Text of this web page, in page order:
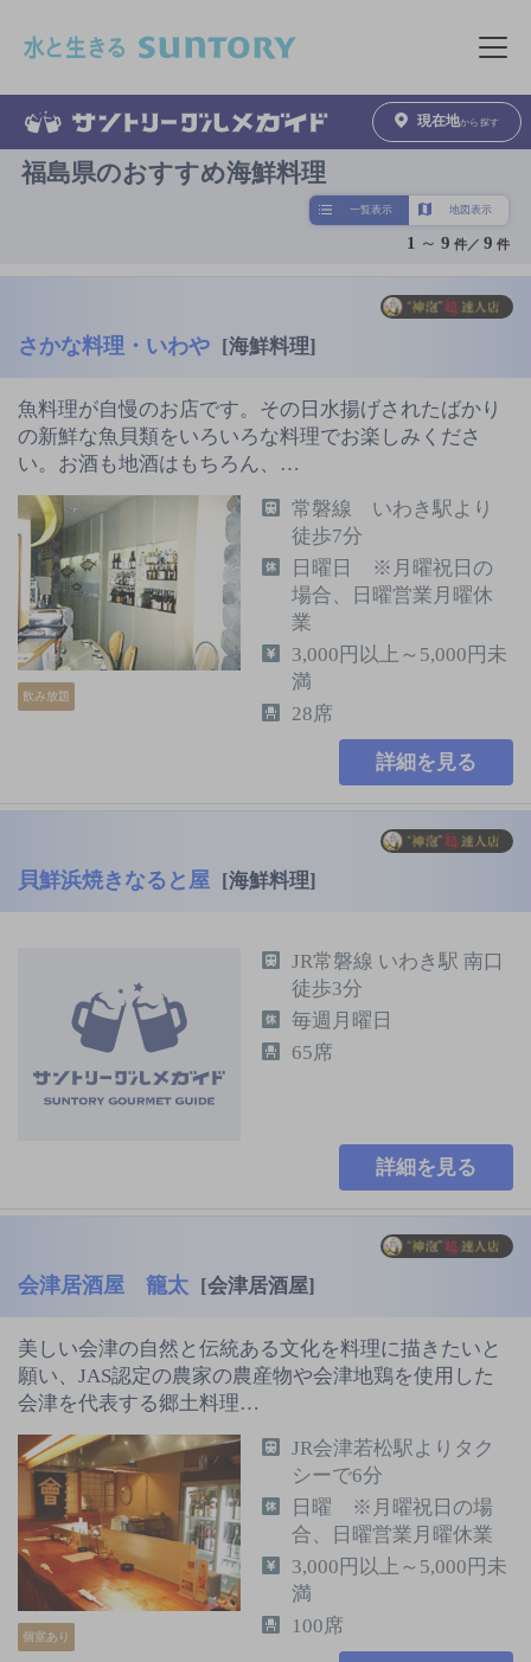
メニュ
現在地から探す
福島県のおすすめ海鮮料理
一覧表示 地図表示
1 ～ 9 件／9 件
さかな料理・いわや [海鮮料理]
魚料理が自慢のお店です。その日水揚げされたばかり
の新鮮な魚貝類をいろいろな料理でお楽しみくださ
い。お酒も地酒はもちろん、…
飲み放題
常磐線 いわき駅より
徒歩7分
日曜日 ※月曜祝日の
場合、日曜営業月曜休
業
3,000円以上～5,000円未
満
28席
詳細を見る
貝鮮浜焼きなると屋 [海鮮料理]
JR常磐線 いわき駅 南口
徒歩3分
毎週月曜日
65席
詳細を見る
会津居酒屋 籠太 [会津居酒屋]
美しい会津の自然と伝統ある文化を料理に描きたいと
願い、JAS認定の農家の農産物や会津地鶏を使用した
会津を代表する郷土料理…
個室あり
JR会津若松駅よりタク
シーで6分
日曜 ※月曜祝日の場
合、日曜営業月曜休業
3,000円以上～5,000円未
満
100席